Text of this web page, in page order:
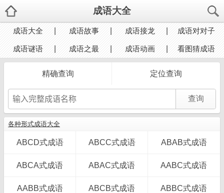
成语大全
成语大全 成语故事 成语接龙 成语对对子
成语谜语 成语之最 成语动画 看图猜成语
精确查询 定位查询
各种形式成语大全
ABCD式成语 ABCC式成语 ABAB式成语
ABCA式成语 ABAC式成语 AABC式成语
AABB式成语 ABCB式成语 ABBC式成语